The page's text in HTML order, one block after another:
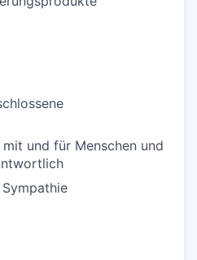
und für Menschen und